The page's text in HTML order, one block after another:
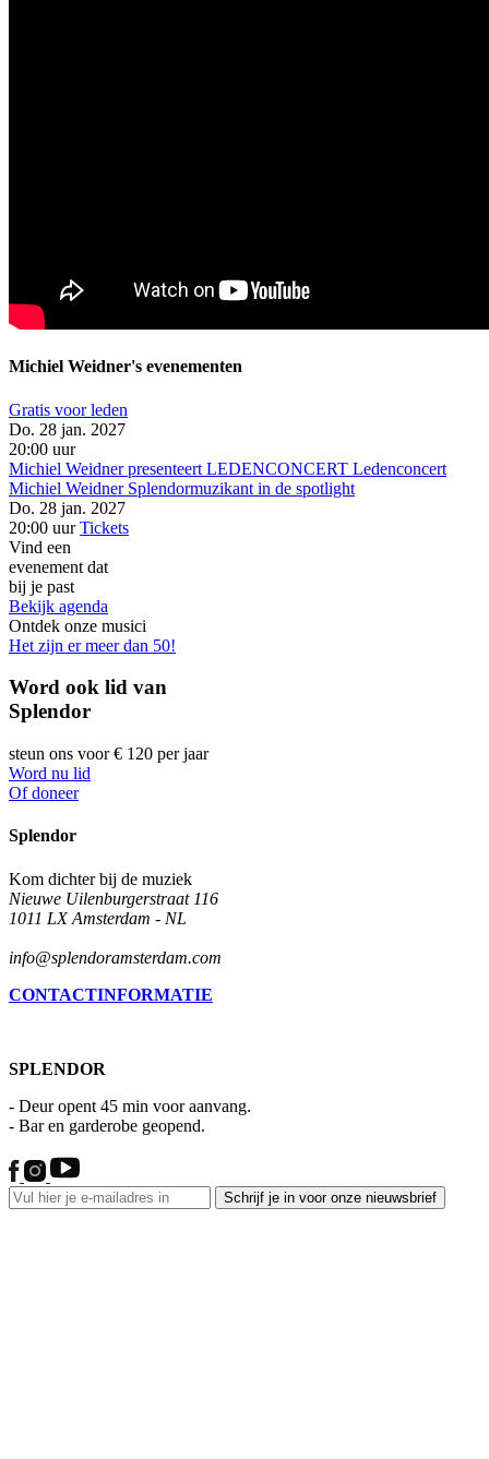
Michiel Weidner's evenementen
Gratis voor leden
Do. 28 jan. 2027
20:00 uur
Michiel Weidner presenteert LEDENCONCERT Ledenconcert
Michiel Weidner Splendormuzikant in de spotlight
Do. 28 jan. 2027
20:00 uurTickets
Vind een
evenement dat
bij je past
Bekijk agenda
Ontdek onze musici
Het zijn er meer dan 50!
Word ook lid van
Splendor
steun ons voor € 120 per jaar
Word nu lid
Of doneer
Splendor
Kom dichter bij de muziek
Nieuwe Uilenburgerstraat 116
1011 LX Amsterdam - NL
info@splendoramsterdam.com
CONTACTINFORMATIE
SPLENDOR
- Deur opent 45 min voor aanvang.
- Bar en garderobe geopend.